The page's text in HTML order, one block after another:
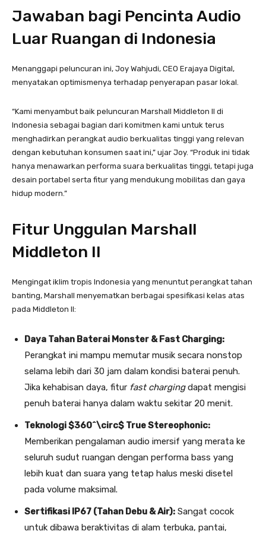
Jawaban bagi Pencinta Audio
Luar Ruangan di Indonesia
Menanggapi peluncuran ini, Joy Wahjudi, CEO Erajaya Digital,
menyatakan optimismenya terhadap penyerapan pasar lokal.
“Kami menyambut baik peluncuran Marshall Middleton II di
Indonesia sebagai bagian dari komitmen kami untuk terus
menghadirkan perangkat audio berkualitas tinggi yang relevan
dengan kebutuhan konsumen saat ini,” ujar Joy. “Produk ini tidak
hanya menawarkan performa suara berkualitas tinggi, tetapi juga
desain portabel serta fitur yang mendukung mobilitas dan gaya
hidup modern.”
Fitur Unggulan Marshall
Middleton II
Mengingat iklim tropis Indonesia yang menuntut perangkat tahan
banting, Marshall menyematkan berbagai spesifikasi kelas atas
pada Middleton II:
Daya Tahan Baterai Monster & Fast Charging:
Perangkat ini mampu memutar musik secara nonstop
selama lebih dari 30 jam dalam kondisi baterai penuh.
Jika kehabisan daya, fitur fast chargingdapat mengisi
penuh baterai hanya dalam waktu sekitar 20 menit.
Teknologi $360^\circ$ True Stereophonic:
Memberikan pengalaman audio imersif yang merata ke
seluruh sudut ruangan dengan performa bass yang
lebih kuat dan suara yang tetap halus meski disetel
pada volume maksimal.
Sertifikasi IP67 (Tahan Debu & Air): Sangat cocok
untuk dibawa beraktivitas di alam terbuka, pantai,